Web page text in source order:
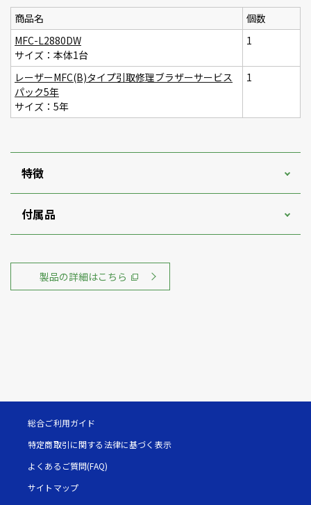
商品名
個数
MFC-L2880DW
サイズ：本体1台
1
レーザーMFC(B)タイプ引取修理ブラザーサービス
パック5年
サイズ：5年
1
特徴
付属品
製品の詳細はこちら
総合ご利用ガイド
特定商取引に関する法律に基づく表示
よくあるご質問(FAQ)
サイトマップ